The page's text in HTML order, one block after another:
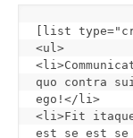
list
<ul>
quo contra
ego!</li>
<li>Fit
est se est